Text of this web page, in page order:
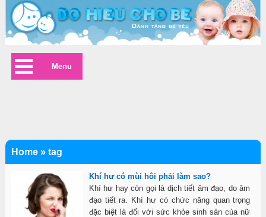
Khí hư có mùi hôi phải làm sao?
Khí hư hay còn gọi là dịch tiết âm đạo, do âm
đạo tiết ra. Khí hư có chức năng quan trọng
đặc biệt là đối với sức khỏe sinh sản của nữ
Home» tag
Menu